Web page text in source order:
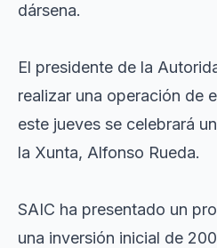
dársena.
El presidente de la
realizar una operación de
este jueves se celebrará
la Xunta, Alfonso Rueda.
SAIC ha presentado un
una inversión inicial de